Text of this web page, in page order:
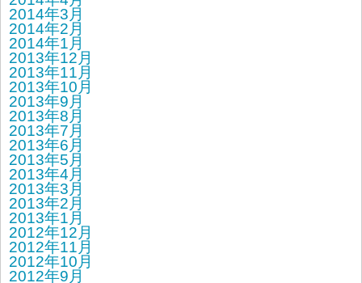
2014年3月
2014年2月
2014年1月
2013年12月
2013年11月
2013年10月
2013年9月
2013年8月
2013年7月
2013年6月
2013年5月
2013年4月
2013年3月
2013年2月
2013年1月
2012年12月
2012年11月
2012年10月
2012年9月